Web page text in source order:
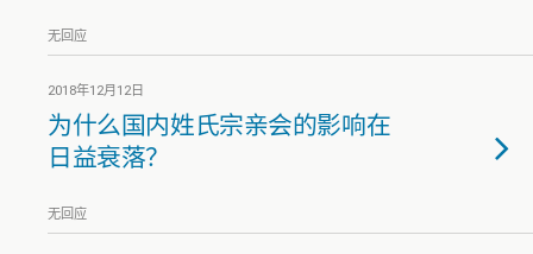
无回应
2018年12月12日
为什么国内姓氏宗亲会的影响在
日益衰落？
无回应